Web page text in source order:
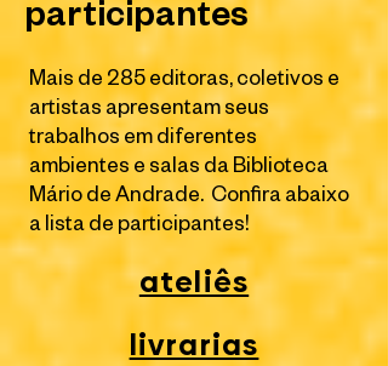
participantes
Mais de 285 editoras, coletivos e
artistas apresentam seus
trabalhos em diferentes
ambientes e salas da Biblioteca
Mário de Andrade. Confira abaixo
a lista de participantes!
ateliês
livrarias